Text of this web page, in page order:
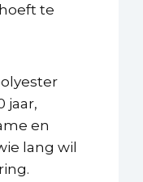
te
jaar,
en
lang wil